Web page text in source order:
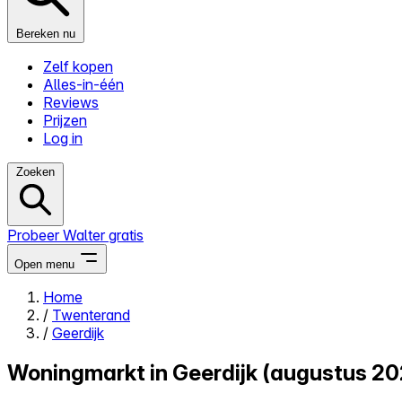
Bereken nu
Zelf kopen
Alles-in-één
Reviews
Prijzen
Log in
Zoeken
Probeer Walter gratis
Open menu
Close menu
Home
/ Twenterand
/ Geerdijk
Woningmarkt in Geerdijk (augustus